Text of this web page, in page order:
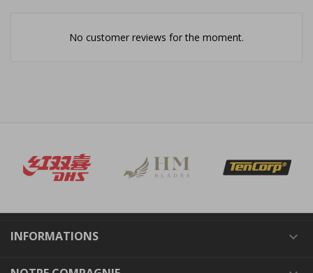
No customer reviews for the moment.
INFORMATIONS 